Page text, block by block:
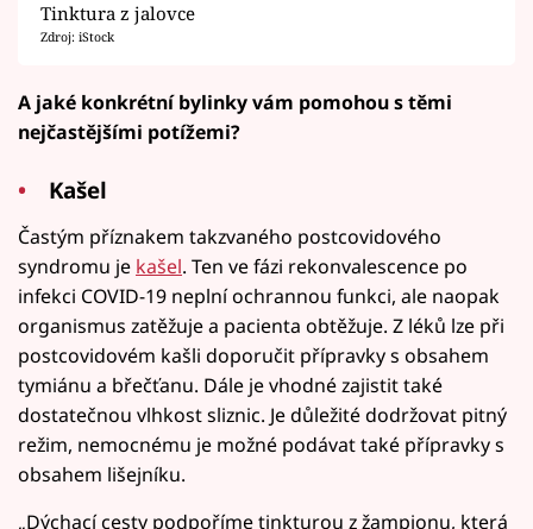
Tinktura z jalovce
Zdroj: iStock
A jaké konkrétní bylinky vám pomohou s těmi
nejčastějšími potížemi?
Kašel
Častým příznakem takzvaného postcovidového
syndromu je kašel. Ten ve fázi rekonvalescence po
infekci COVID-19 neplní ochrannou funkci, ale naopak
organismus zatěžuje a pacienta obtěžuje. Z léků lze při
postcovidovém kašli doporučit přípravky s obsahem
tymiánu a břečťanu. Dále je vhodné zajistit také
dostatečnou vlhkost sliznic. Je důležité dodržovat pitný
režim, nemocnému je možné podávat také přípravky s
obsahem lišejníku.
„Dýchací cesty podpoříme tinkturou z žampionu, která